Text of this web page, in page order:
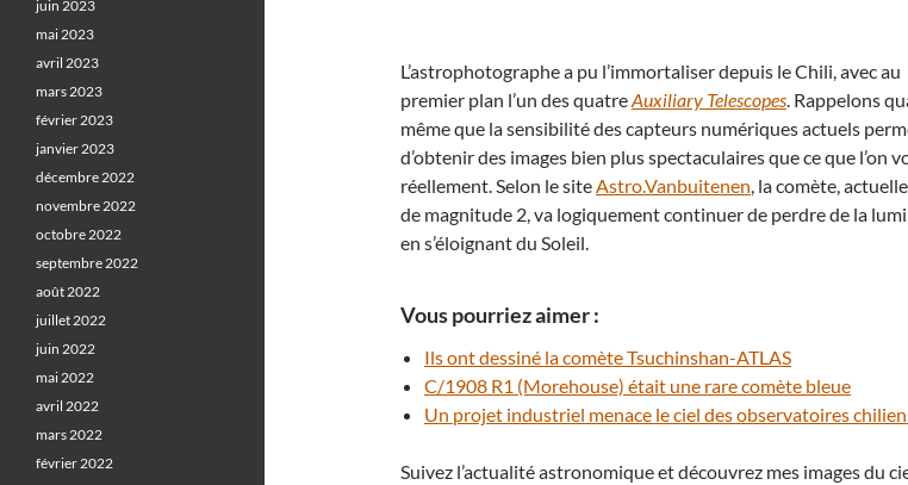
L’astrophotographe a pu l’immortaliser depuis le Chili, avec au
premier plan l’un des quatreAuxiliary Telescopes. Rappelons
même que la sensibilité des capteurs numériques actuels
d’obtenir des images bien plus spectaculaires que ce que l’on
réellement. Selon le siteAstro.Vanbuitenen, la comète,
de magnitude 2, va logiquement continuer de perdre de la
en s’éloignant du Soleil.
Vous pourriez aimer :
Ils ont dessiné la comète Tsuchinshan-ATLAS
C/1908 R1 (Morehouse) était une rare comète bleue
Un projet industriel menace le ciel des observatoires
Suivez l’actualité astronomique et découvrez mes images du
juin 2023
mai 2023
avril 2023
mars 2023
février 2023
janvier 2023
décembre 2022
novembre 2022
octobre 2022
septembre 2022
août 2022
juillet 2022
juin 2022
mai 2022
avril 2022
mars 2022
février 2022